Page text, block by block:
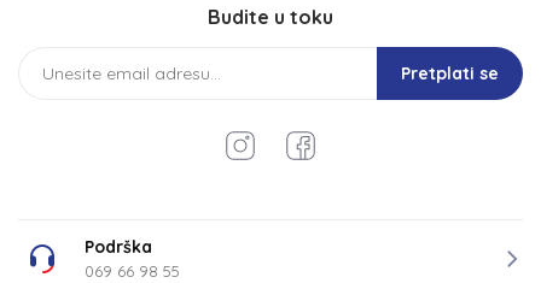
Budite u toku
Pretplati se
Podrška
069 66 98 55